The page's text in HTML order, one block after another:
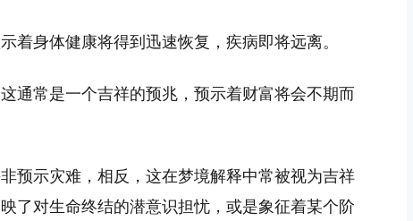
着身体健康将得到迅速恢复，疾病即将远离。
通常是一个吉祥的预兆，预示着财富将会不期而
预示灾难，相反，这在梦境解释中常被视为吉祥
了对生命终结的潜意识担忧，或是象征着某个阶